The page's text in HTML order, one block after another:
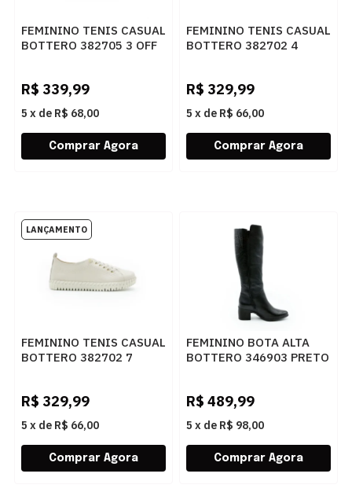
FEMININO TENIS CASUAL
BOTTERO 382705 3 OFF
R$ 339,99
5 x de R$ 68,00
FEMININO TENIS CASUAL
BOTTERO 382702 4
R$ 329,99
5 x de R$ 66,00
FEMININO TENIS CASUAL
BOTTERO 382702 7
R$ 329,99
5 x de R$ 66,00
FEMININO BOTA ALTA
BOTTERO 346903 PRETO
R$ 489,99
5 x de R$ 98,00